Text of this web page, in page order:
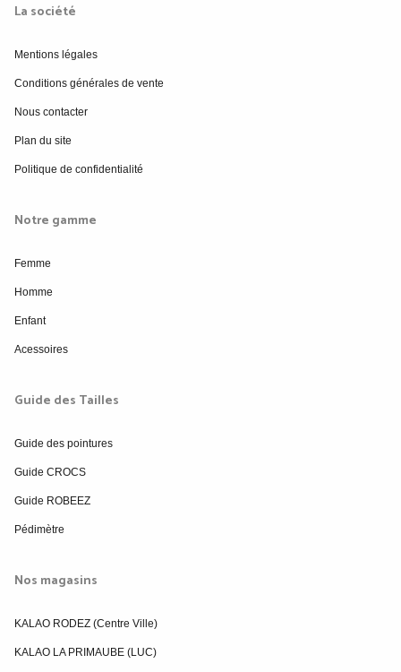
La société
Mentions légales
Conditions générales de vente
Nous contacter
Plan du site
Politique de confidentialité
Notre gamme
Femme
Homme
Enfant
Acessoires
Guide des Tailles
Guide des pointures
Guide CROCS
Guide ROBEEZ
Pédimètre
Nos magasins
KALAO RODEZ (Centre Ville)
KALAO LA PRIMAUBE (LUC)